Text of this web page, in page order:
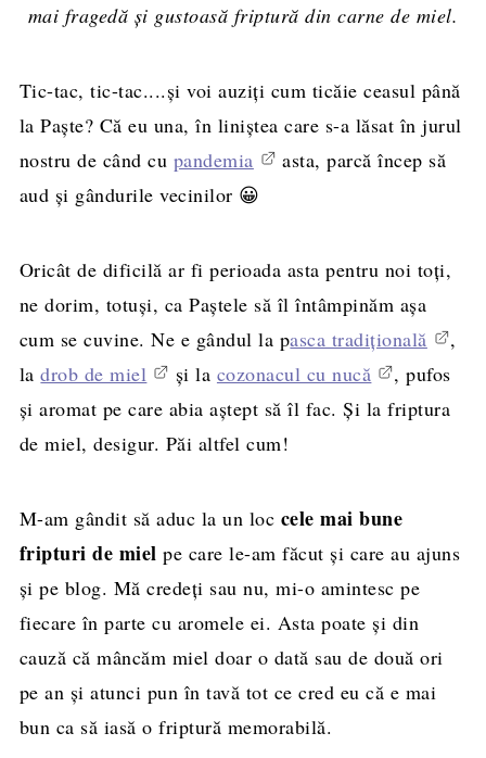
mai fragedă și gustoasă friptură din carne de miel.
Tic-tac, tic-tac....și voi auziți cum ticăie ceasul până
la Paște? Că eu una, în liniștea care s-a lăsat în jurul
nostru de când cu pandemia
asta, parcă încep să
aud și gândurile vecinilor 😀
Oricât de dificilă ar fi perioada asta pentru noi toți,
ne dorim, totuși, ca Paștele să îl întâmpinăm așa
cum se cuvine. Ne e gândul la pasca tradițională
,
ladrob de miel și la cozonacul cu nucă
, pufos
și aromat pe care abia aștept să îl fac. Și la friptura
de miel, desigur. Păi altfel cum!
M-am gândit să aduc la un loc cele mai bune
fripturi de miel pe care le-am făcut și care au ajuns
și pe blog. Mă credeți sau nu, mi-o amintesc pe
fiecare în parte cu aromele ei. Asta poate și din
cauză că mâncăm miel doar o dată sau de două ori
pe an și atunci pun în tavă tot ce cred eu că e mai
bun ca să iasă o friptură memorabilă.